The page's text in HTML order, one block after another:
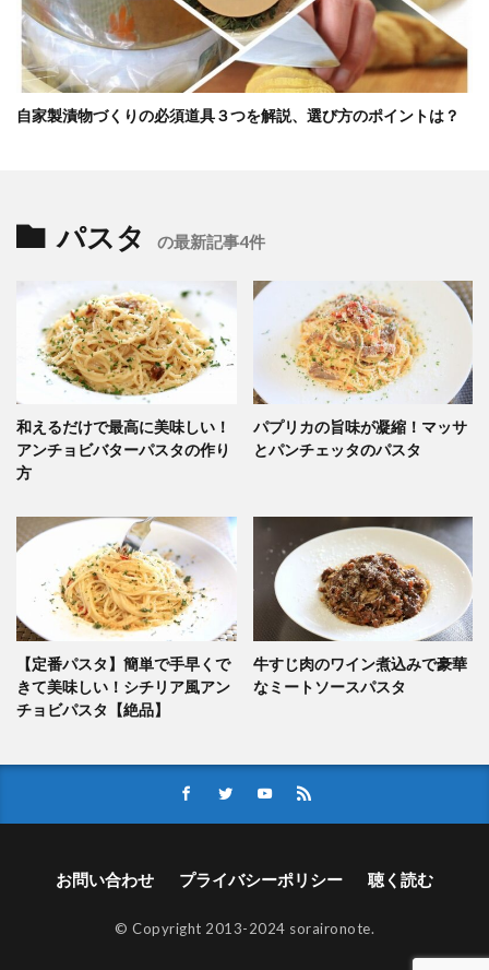
自家製漬物づくりの必須道具３つを解説、選び方のポイントは？
パスタ の最新記事4件
和えるだけで最高に美味しい！
アンチョビバターパスタの作り
方
パプリカの旨味が凝縮！マッサ
とパンチェッタのパスタ
【定番パスタ】簡単で手早くで
きて美味しい！シチリア風アン
チョビパスタ【絶品】
牛すじ肉のワイン煮込みで豪華
なミートソースパスタ
お問い合わせ プライバシーポリシー 聴く読む
© Copyright 2013-2024 soraironote.